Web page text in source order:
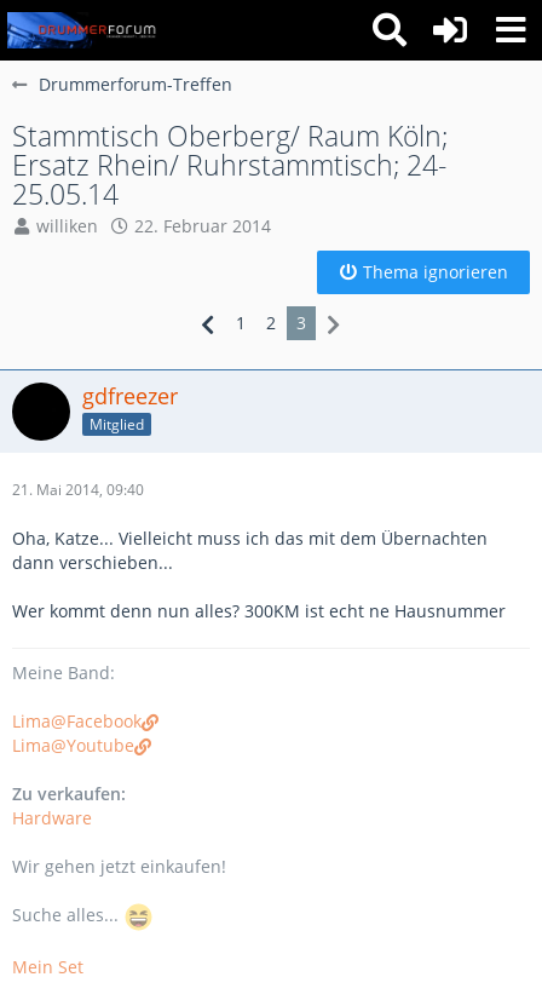
Drummerforum-Treffen
Stammtisch Oberberg/ Raum Köln;
Ersatz Rhein/ Ruhrstammtisch; 24-
25.05.14
williken
22. Februar 2014
Thema ignorieren
1 2 3
gdfreezer
Mitglied
21. Mai 2014, 09:40
Oha, Katze... Vielleicht muss ich das mit dem Übernachten
dann verschieben...
Wer kommt denn nun alles? 300KM ist echt ne Hausnummer
Meine Band:
Lima@Facebook
Lima@Youtube
Zu verkaufen:
Hardware
Wir gehen jetzt einkaufen!
Suche alles...
Mein Set